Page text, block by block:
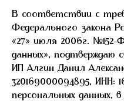
В соответствии с
Федерального закона
«27» июля 2006г. №152-
данных», подтверждаю
ИП Алгин Данил
320169000094895, ИНН:
персональных данных,